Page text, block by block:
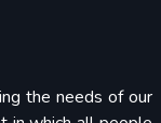
the needs of our